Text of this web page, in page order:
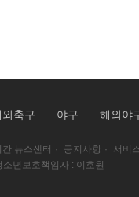
외축구 야구 해외야
뉴스센터 · 공지사항 ·
서비
소년보호책임자 : 이호원